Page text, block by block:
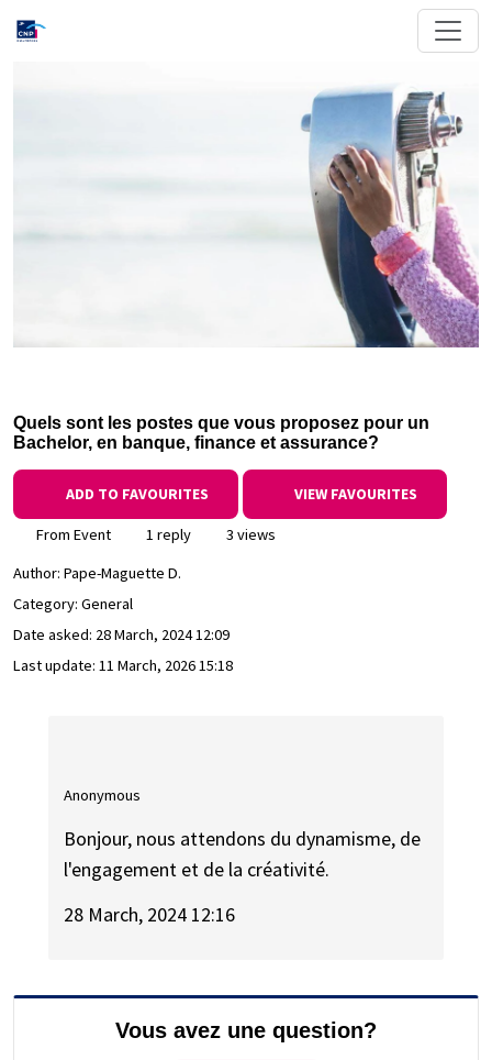
Quels sont les postes que vous proposez pour un
Bachelor, en banque, finance et assurance?
ADD TO FAVOURITES VIEW FAVOURITES
From Event 1 reply
3 views
Author: Pape-Maguette D.
Category: General
Date asked: 28 March, 2024 12:09
Last update: 11 March, 2026 15:18
Anonymous
Bonjour, nous attendons du dynamisme, de
l'engagement et de la créativité.
28 March, 2024 12:16
Vous avez une question?